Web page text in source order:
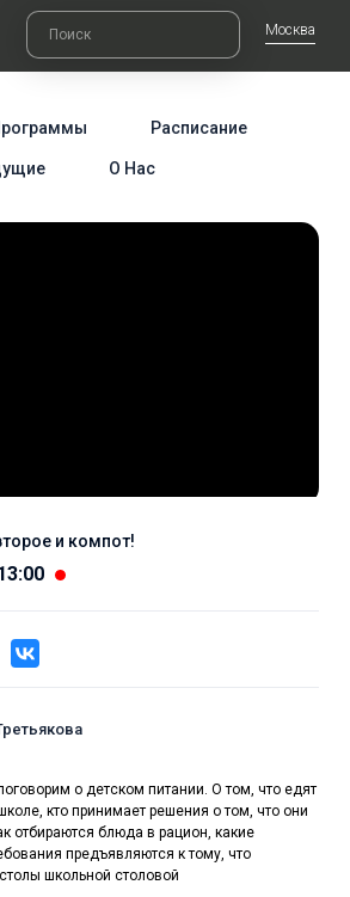
Москва
Расписание
О Нас
и компот!
о детском питании. О том, что едят
кто принимает решения о том, что они
отбираются блюда в рацион, какие
предъявляются к тому, что
школьной столовой